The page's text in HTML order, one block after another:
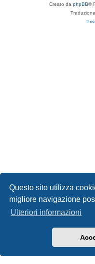
Questo sito utilizza
migliore navigazione
Ulteriori informazioni
Creato da phpBB®